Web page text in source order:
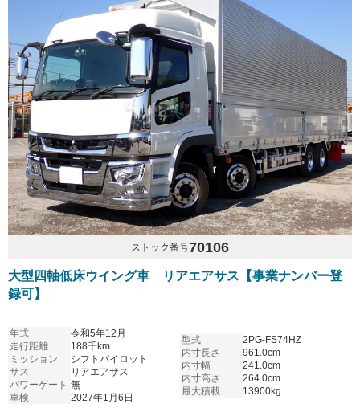
ストック番号70106
大型四軸低床ウイング車 リアエアサス【事業ナンバー登
録可】
年式
令和5年12月
走行距離
188千km
ミッション
シフトパイロット
サス
リアエアサス
パワーゲート 無
車検
2027年1月6日
型式
2PG-FS74HZ
内寸長さ
961.0cm
内寸幅
241.0cm
内寸高さ
264.0cm
最大積載
13900kg